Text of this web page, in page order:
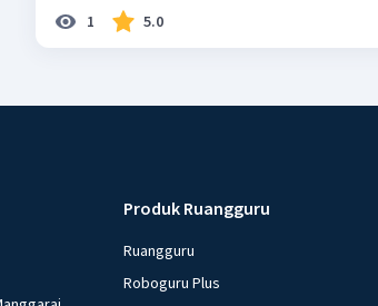
1 5.0
Produk Ruangguru
Ruangguru
Roboguru Plus